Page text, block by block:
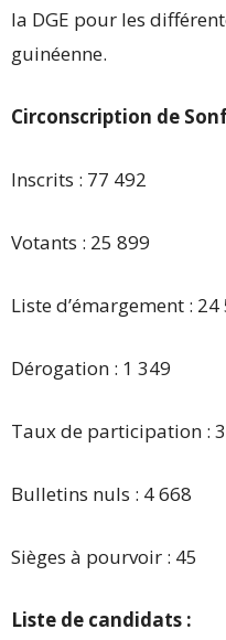
la DGE pour les
guinéenne.
Circonscription de
Inscrits : 77 492
Votants : 25 899
Liste d’émargement : 24
Dérogation : 1 349
Taux de participation :
Bulletins nuls : 4 668
Sièges à pourvoir : 45
Liste de candidats :